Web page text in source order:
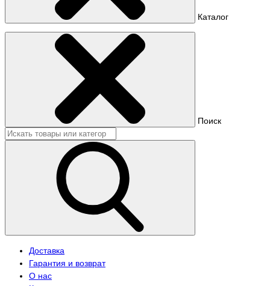
Каталог
Поиск
Доставка
Гарантия и возврат
О нас